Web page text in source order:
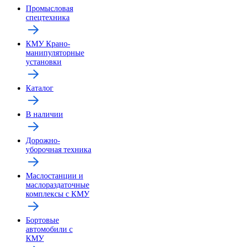
Промысловая
спецтехника
КМУ Крано-
манипуляторные
установки
Каталог
В наличии
Дорожно-
уборочная техника
Маслостанции и
маслораздаточные
комплексы с КМУ
Бортовые
автомобили с
КМУ